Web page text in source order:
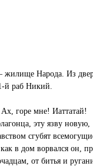
жилище Народа. Из
й раб Никий.
горе мне! Иаттатай!
эту язву новую,
сгубят
в дом ворвался он,
от битья и